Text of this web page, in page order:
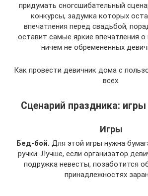
придумать сногсшибательный
конкурсы, задумка которых
впечатления перед свадьбой,
оставит самые яркие впечатления
ничем не обремененных
Как провести девичник дома с
всех.
Сценарий праздника:
Игры
Бед-бой. Для этой игры нужна
ручки. Лучше, если организатор
подружка невесты, позаботится
принадлежностях